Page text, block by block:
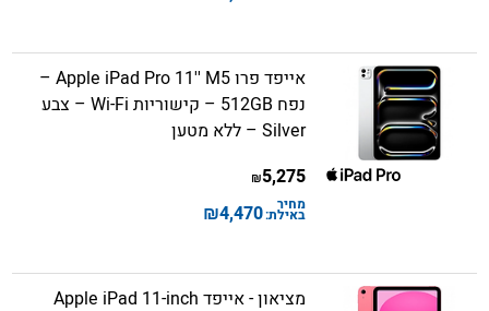
אייפד פרו Apple iPad Pro 11'' M5 –
נפח 512GB – קישוריות Wi-Fi – צבע
Silver – ללא מטען
5,275
₪
מחיר
באילת:4,470
₪
מציאון - אייפד Apple iPad 11-inch